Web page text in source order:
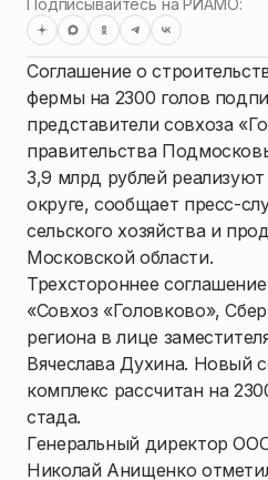
Подписывайтесь на РИАМО:
Соглашение о
фермы на 2300 голов
представители совхоза
правительства
3,9 млрд рублей
округе, сообщает пресс-
сельского хозяйства и
Московской области.
Трехстороннее
«Совхоз «Головково»,
региона в лице
Вячеслава Духина. Новый
комплекс рассчитан на
стада.
Генеральный директор
Николай Анищенко